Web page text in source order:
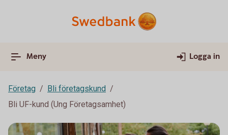
Meny Logga in
Företag
Bli företagskund
Bli UF-kund (Ung Företagsamhet)